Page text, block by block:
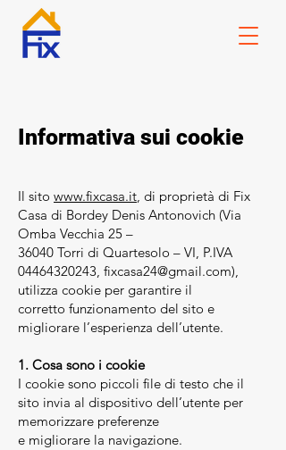
Informativa sui cookie
Il sito www.fixcasa.it, di proprietà di Fix
Casa di Bordey Denis Antonovich (Via
Omba Vecchia 25 –
36040 Torri di Quartesolo – VI, P.IVA
04464320243, fixcasa24@gmail.com),
utilizza cookie per garantire il
corretto funzionamento del sito e
migliorare l’esperienza dell’utente.
1. Cosa sono i cookie
I cookie sono piccoli file di testo che il
sito invia al dispositivo dell’utente per
memorizzare preferenze
e migliorare la navigazione.